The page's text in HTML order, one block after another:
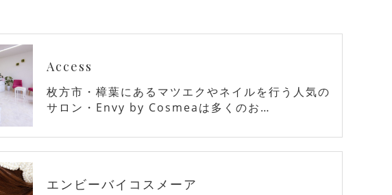
Access
枚方市・樟葉にあるマツエクやネイルを行う人気の
サロン・Envy by Cosmeaは多くのお…
エンビーバイコスメーア